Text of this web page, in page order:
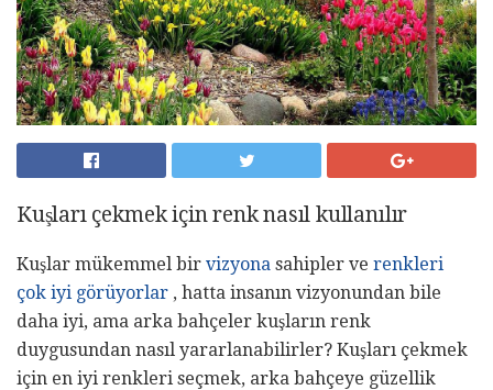
Kuşları çekmek için renk nasıl kullanılır
Kuşlar mükemmel bir vizyona sahipler ve renkleri
çok iyi görüyorlar , hatta insanın vizyonundan bile
daha iyi, ama arka bahçeler kuşların renk
duygusundan nasıl yararlanabilirler? Kuşları çekmek
için en iyi renkleri seçmek, arka bahçeye güzellik